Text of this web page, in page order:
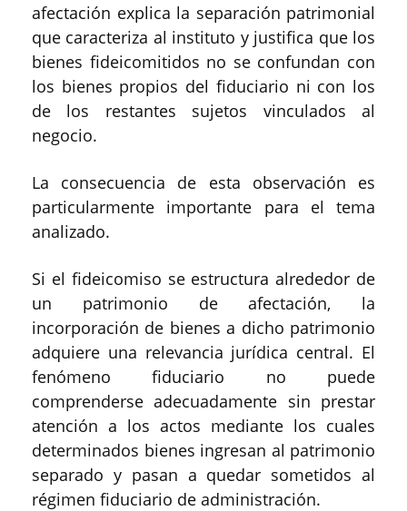
afectación explica la separación patrimonial
que caracteriza al instituto y justifica que los
bienes fideicomitidos no se confundan con
los bienes propios del fiduciario ni con los
de los restantes sujetos vinculados al
negocio.
La consecuencia de esta observación es
particularmente importante para el tema
analizado.
Si el fideicomiso se estructura alrededor de
un patrimonio de afectación, la
incorporación de bienes a dicho patrimonio
adquiere una relevancia jurídica central. El
fenómeno fiduciario no puede
comprenderse adecuadamente sin prestar
atención a los actos mediante los cuales
determinados bienes ingresan al patrimonio
separado y pasan a quedar sometidos al
régimen fiduciario de administración.